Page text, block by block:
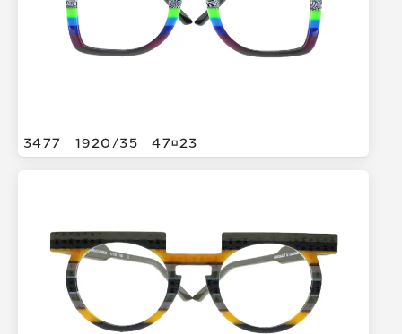
3477 1920/35 4723